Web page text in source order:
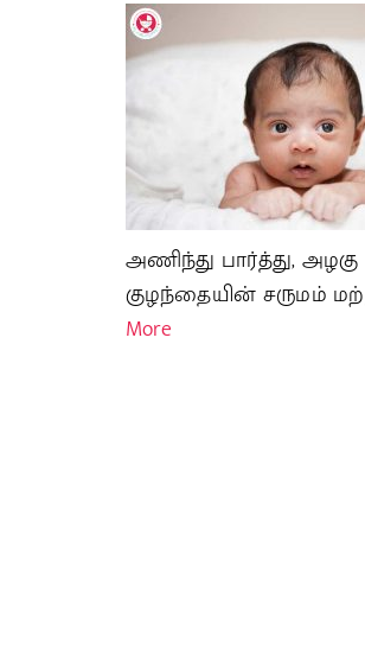
அணிந்து பார்த்து,
குழந்தையின் சருமம்
More